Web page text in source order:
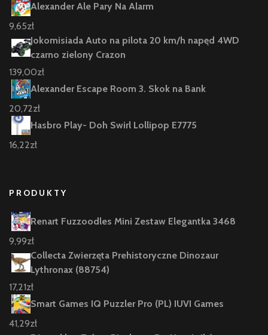
Alexander Ale Pary Na Alarm
9,65zł
Jokomisiada Auto na pilota 20 km/h napęd 4WD
czarno zielony Crazon
139,00zł
Alexander Escape Room 3. Skok na Bank
20,72zł
Hasbro Play- Doh Swirl Lollipop E7775
16,22zł
PRODUKTY
Renart Fuzzoodles Mini Zestaw Elegantka 3468
9,99zł
Collecta Zwierzęta Prehistoryczne Dinozaur
Lythronax (88754)
17,21zł
Smart Games IQ Puzzler Pro (PL) IUVI Games
41,29zł